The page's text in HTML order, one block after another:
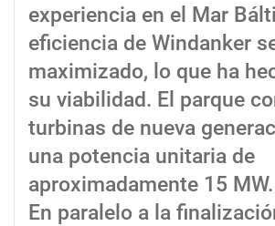
experiencia en el Mar
eficiencia de Windanker
maximizado, lo que ha
su viabilidad. El parque
turbinas de nueva
una potencia unitaria de
aproximadamente 15 MW.
En paralelo a la